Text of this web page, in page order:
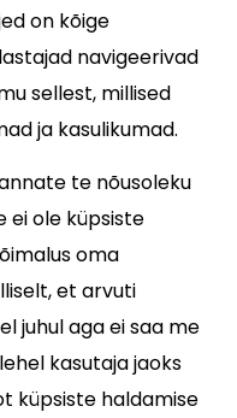
on kõige
navigeerivad
sellest, millised
ja kasulikumad.
te nõusoleku
ei ole küpsiste
oma
et arvuti
juhul aga ei saa me
kasutaja jaoks
küpsiste haldamise